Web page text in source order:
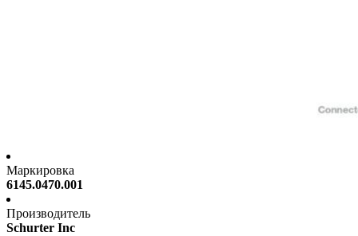
Маркировка
6145.0470.001
Производитель
Schurter Inc